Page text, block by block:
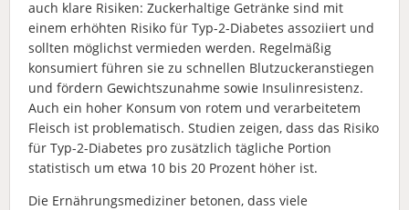
auch klare Risiken: Zuckerhaltige Getränke sind mit
einem erhöhten Risiko für Typ-2-Diabetes assoziiert und
sollten möglichst vermieden werden. Regelmäßig
konsumiert führen sie zu schnellen Blutzuckeranstiegen
und fördern Gewichtszunahme sowie Insulinresistenz.
Auch ein hoher Konsum von rotem und verarbeitetem
Fleisch ist problematisch. Studien zeigen, dass das Risiko
für Typ-2-Diabetes pro zusätzlich tägliche Portion
statistisch um etwa 10 bis 20 Prozent höher ist.
Die Ernährungsmediziner betonen, dass viele